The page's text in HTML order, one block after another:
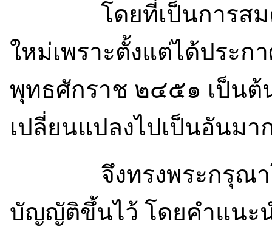
โดยที่เป็นการสมคว
ใหม่เพราะตั้งแต่ได้ประ
พุทธศักราช ๒๔๕๑ เป็นต้
เปลี่ยนแปลงไปเป็นอันมา
จึงทรงพระกรุณาโป
บัญญัติขึ้นไว้ โดยคำแนะ